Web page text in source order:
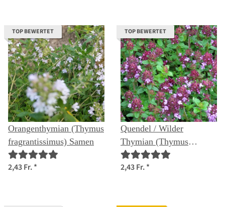
TOP BEWERTET
Orangenthymian (Thymus
fragrantissimus) Samen
2,43 Fr.*
TOP BEWERTET
Quendel / Wilder
Thymian (Thymus
pulegioides) Samen
2,43 Fr.*